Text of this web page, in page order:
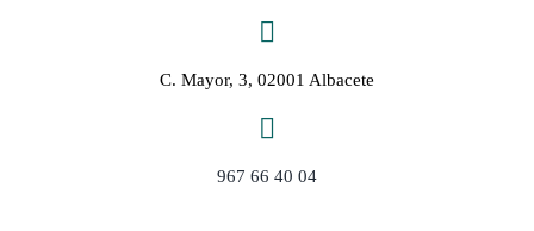
C. Mayor, 3, 02001 Albacete
967 66 40 04